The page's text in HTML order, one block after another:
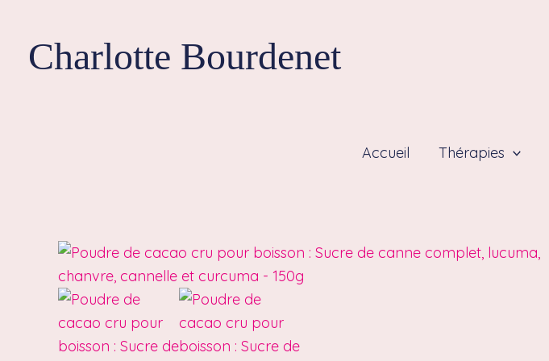
contenuCharlotte Bourdenet
Accueil Thérapies